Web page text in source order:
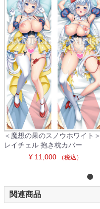
＜魔想の果のスノウホワイト＞
レイチェル 抱き枕カバー
¥ 11,000
（税込）
関連商品